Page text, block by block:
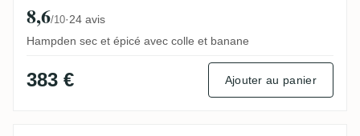
8,6/10·24 avis
Hampden sec et épicé avec colle et banane
383 € Ajouter au panier